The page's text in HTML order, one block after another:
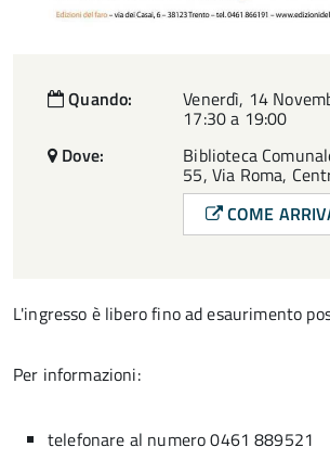
Quando: Venerdì, 14
17:30 a 19:00
Dove:
Biblioteca
55, Via Roma,
COME
L'ingresso è libero fino ad esaurimento
Per informazioni:
telefonare al numero 0461 889521